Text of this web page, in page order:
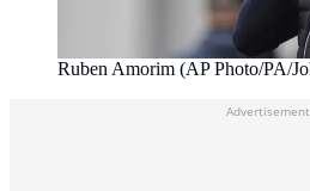
Ruben Amorim (AP Photo/PA/
Advertisement